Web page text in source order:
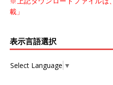
載」
表示言語選択
Select Language ▼